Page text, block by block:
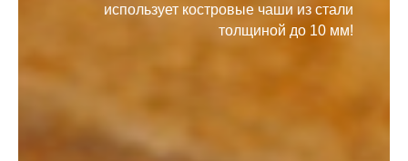
использует костровые чаши из стали
толщиной до 10 мм!